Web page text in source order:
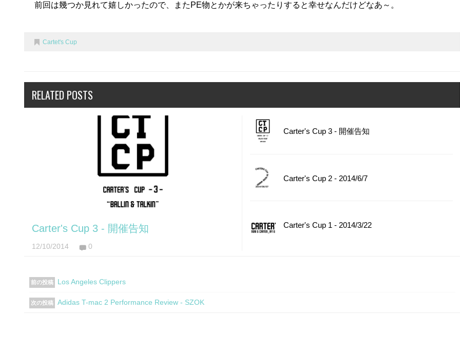
前回は幾つか見れて嬉しかったので、またPE物とかが来ちゃったりすると幸せなんだけどなあ～。
Cartet's Cup
RELATED POSTS
Carter's Cup 3 - 開催告知
12/10/2014 0
Carter's Cup 3 - 開催告知
Carter's Cup 2 - 2014/6/7
Carter's Cup 1 - 2014/3/22
前の投稿 Los Angeles Clippers
次の投稿 Adidas T-mac 2 Performance Review - SZOK